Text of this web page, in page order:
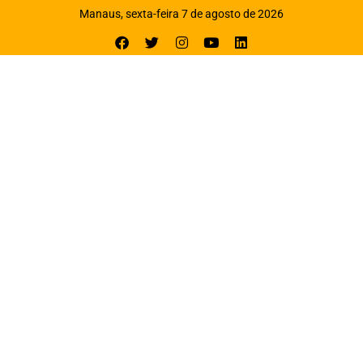
Manaus, sexta-feira 7 de agosto de 2026